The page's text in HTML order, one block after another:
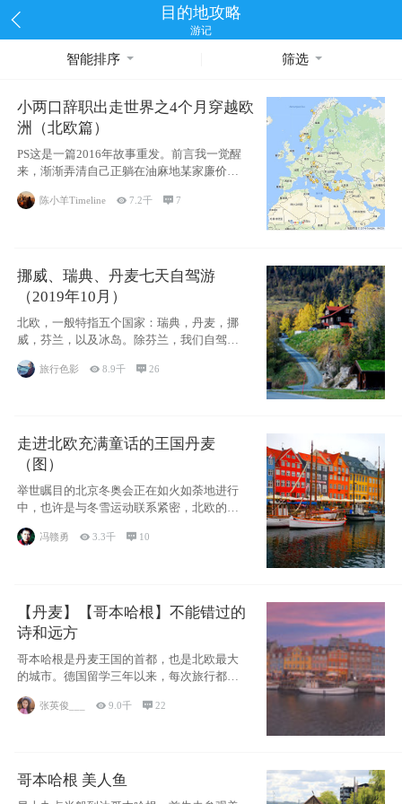
目的地攻略
游记
智能排序 筛选
小两口辞职出走世界之4个月穿越欧
洲（北欧篇）
PS这是一篇2016年故事重发。前言我一觉醒
来，渐渐弄清自己正躺在油麻地某家廉价宾
馆
陈小羊Timeline 7.2千 7
挪威、瑞典、丹麦七天自驾游
（2019年10月）
北欧，一般特指五个国家：瑞典，丹麦，挪
威，芬兰，以及冰岛。除芬兰，我们自驾游
旅行色影 8.9千 26
走进北欧充满童话的王国丹麦
（图）
举世瞩目的北京冬奥会正在如火如荼地进行
中，也许是与冬雪运动联系紧密，北欧的一
些国家因
冯赣勇 3.3千  10
【丹麦】【哥本哈根】不能错过的
诗和远方
哥本哈根是丹麦王国的首都，也是北欧最大
的城市。德国留学三年以来，每次旅行都是
张英俊___ 9.0千 22
哥本哈根 美人鱼